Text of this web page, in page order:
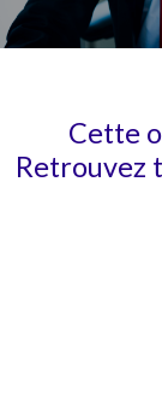
Cette
Retrouvez